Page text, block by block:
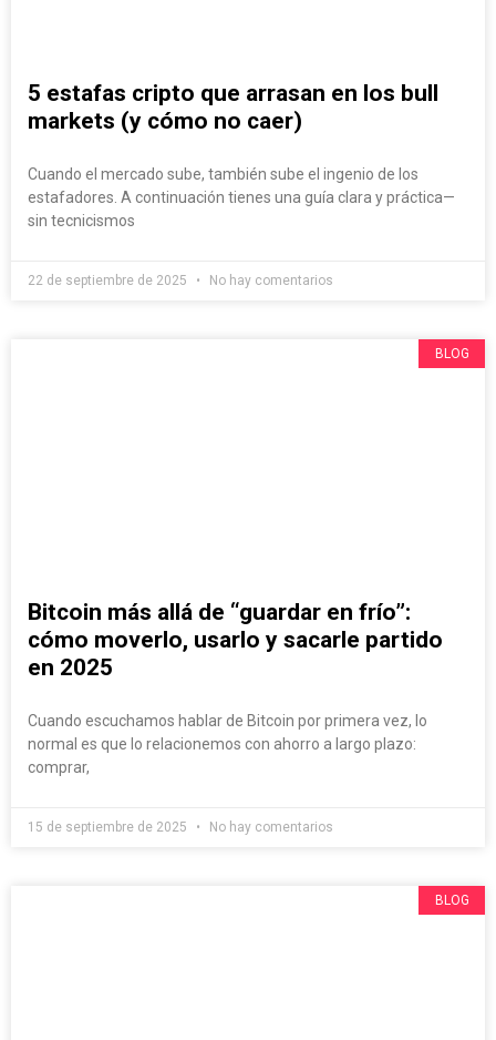
5 estafas cripto que arrasan en los bull
markets (y cómo no caer)
Cuando el mercado sube, también sube el ingenio de los
estafadores. A continuación tienes una guía clara y práctica—
sin tecnicismos
22 de septiembre de 2025 No hay comentarios
BLOG
Bitcoin más allá de “guardar en frío”:
cómo moverlo, usarlo y sacarle partido
en 2025
Cuando escuchamos hablar de Bitcoin por primera vez, lo
normal es que lo relacionemos con ahorro a largo plazo:
comprar,
15 de septiembre de 2025 No hay comentarios
BLOG